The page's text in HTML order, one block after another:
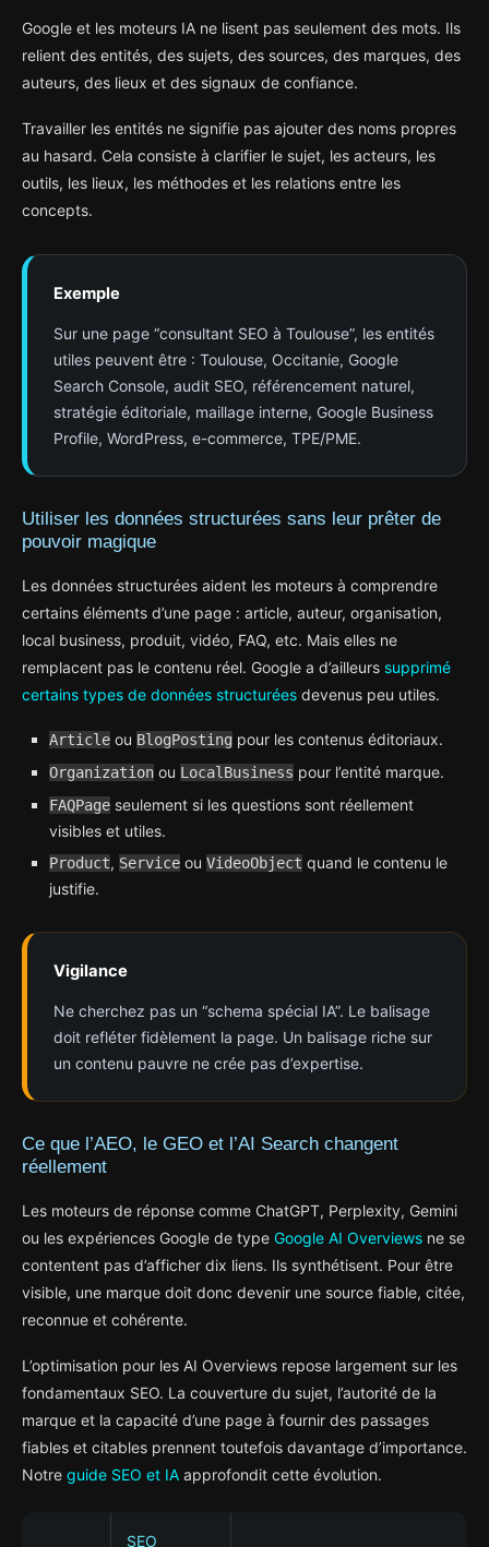
Google et les moteurs IA ne lisent pas seulement des mots. Ils
relient des entités, des sujets, des sources, des marques, des
auteurs, des lieux et des signaux de confiance.
Travailler les entités ne signifie pas ajouter des noms propres
au hasard. Cela consiste à clarifier le sujet, les acteurs, les
outils, les lieux, les méthodes et les relations entre les
concepts.
Exemple
Sur une page “consultant SEO à Toulouse”, les entités
utiles peuvent être : Toulouse, Occitanie, Google
Search Console, audit SEO, référencement naturel,
stratégie éditoriale, maillage interne, Google Business
Profile, WordPress, e-commerce, TPE/PME.
Utiliser les données structurées sans leur prêter de
pouvoir magique
Les données structurées aident les moteurs à comprendre
certains éléments d’une page : article, auteur, organisation,
local business, produit, vidéo, FAQ, etc. Mais elles ne
remplacent pas le contenu réel. Google a d’ailleurs supprimé
certains types de données structurées devenus peu utiles.
Article ou BlogPosting pour les contenus éditoriaux.
Organization ou LocalBusiness pour l’entité marque.
FAQPage seulement si les questions sont réellement
visibles et utiles.
Product, Service ou VideoObject quand le contenu le
justifie.
Vigilance
Ne cherchez pas un “schema spécial IA”. Le balisage
doit refléter fidèlement la page. Un balisage riche sur
un contenu pauvre ne crée pas d’expertise.
Ce que l’AEO, le GEO et l’AI Search changent
réellement
Les moteurs de réponse comme ChatGPT, Perplexity, Gemini
ou les expériences Google de type Google AI Overviews ne se
contentent pas d’afficher dix liens. Ils synthétisent. Pour être
visible, une marque doit donc devenir une source fiable, citée,
reconnue et cohérente.
L’optimisation pour les AI Overviews repose largement sur les
fondamentaux SEO. La couverture du sujet, l’autorité de la
marque et la capacité d’une page à fournir des passages
fiables et citables prennent toutefois davantage d’importance.
Notre guide SEO et IA approfondit cette évolution.
SEO